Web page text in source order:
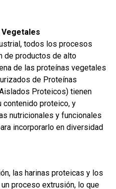
todos los procesos
de productos de alto
de las proteínas vegetales
de Proteínas
Proteicos) tienen
contenido proteico, y
nutricionales y funcionales
incorporarlo en diversidad
las harinas proteicas y los
proceso extrusión, lo que